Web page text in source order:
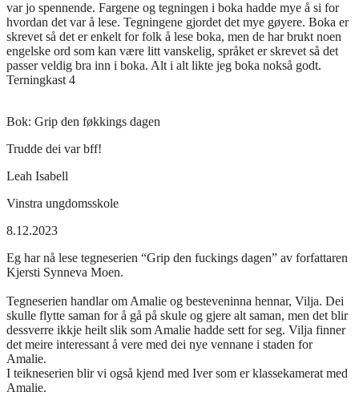
var jo spennende. Fargene og tegningen i boka hadde mye å si for
hvordan det var å lese. Tegningene gjordet det mye gøyere. Boka er
skrevet så det er enkelt for folk å lese boka, men de har brukt noen
engelske ord som kan være litt vanskelig, språket er skrevet så det
passer veldig bra inn i boka. Alt i alt likte jeg boka nokså godt.
Terningkast 4
Bok: Grip den føkkings dagen
Trudde dei var bff!
Leah Isabell
Vinstra ungdomsskole
8.12.2023
Eg har nå lese tegneserien “Grip den fuckings dagen” av forfattaren
Kjersti Synneva Moen.
Tegneserien handlar om Amalie og besteveninna hennar, Vilja. Dei
skulle flytte saman for å gå på skule og gjere alt saman, men det blir
dessverre ikkje heilt slik som Amalie hadde sett for seg. Vilja finner
det meire interessant å vere med dei nye vennane i staden for
Amalie.
I teikneserien blir vi også kjend med Iver som er klassekamerat med
Amalie.